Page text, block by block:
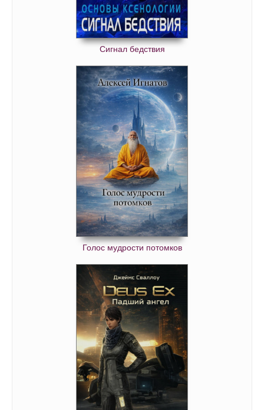
Сигнал бедствия
Голос мудрости потомков